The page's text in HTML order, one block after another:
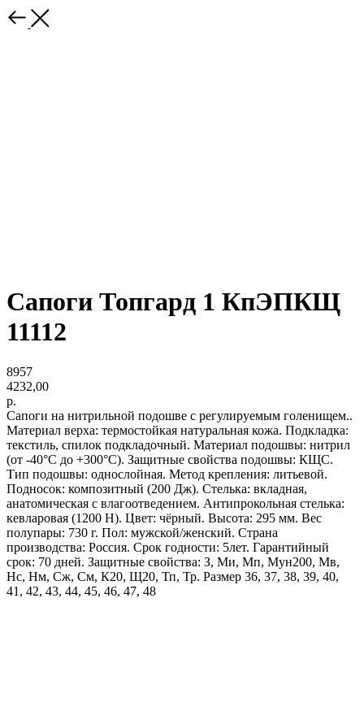
Сапоги Топгард 1 КпЭПКЩ
11112
8957
4232,00
р.
Сапоги на нитрильной подошве с регулируемым голенищем..
Материал верха: термостойкая натуральная кожа. Подкладка:
текстиль, спилок подкладочный. Материал подошвы: нитрил
(от -40°С до +300°С). Защитные свойства подошвы: КЩС.
Тип подошвы: однослойная. Метод крепления: литьевой.
Подносок: композитный (200 Дж). Стелька: вкладная,
анатомическая с влагоотведением. Антипрокольная стелька:
кевларовая (1200 Н). Цвет: чёрный. Высота: 295 мм. Вес
полупары: 730 г. Пол: мужской/женский. Страна
производства: Россия. Срок годности: 5лет. Гарантийный
срок: 70 дней. Защитные свойства: З, Ми, Мп, Мун200, Мв,
Нс, Нм, Сж, См, К20, Щ20, Тп, Тр. Размер 36, 37, 38, 39, 40,
41, 42, 43, 44, 45, 46, 47, 48